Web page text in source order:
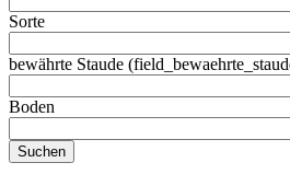
Sorte
bewährte Staude
Boden